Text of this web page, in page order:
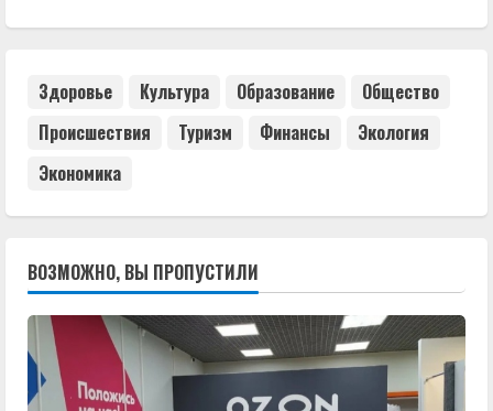
Здоровье Культура Образование
Общество
Происшествия
Туризм Финансы
Экология
Экономика
ВОЗМОЖНО, ВЫ ПРОПУСТИЛИ